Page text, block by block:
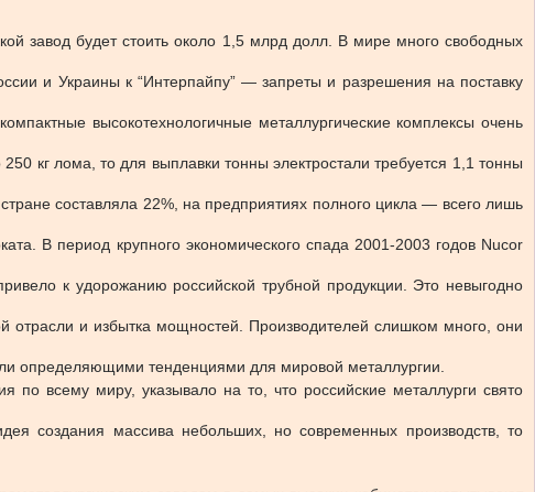
завод будет стоить около 1,5 млрд долл. В мире много свободных
и Украины к “Интерпайпу” — запреты и разрешения на поставку
высокотехнологичные металлургические комплексы очень
кг лома, то для выплавки тонны электростали требуется 1,1 тонны
составляла 22%, на предприятиях полного цикла — всего лишь
В период крупного экономического спада 2001-2003 годов Nucor
к удорожанию российской трубной продукции. Это невыгодно
отрасли и избытка мощностей. Производителей слишком много, они
определяющими тенденциями для мировой металлургии.
по всему миру, указывало на то, что российские металлурги свято
создания массива небольших, но современных производств, то